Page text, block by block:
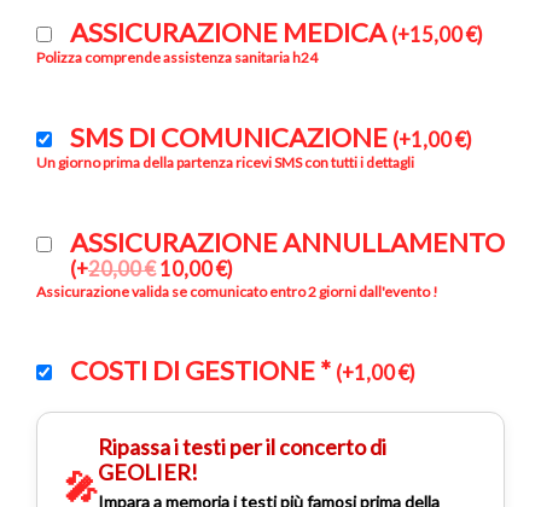
ASSICURAZIONE MEDICA (+15,00€)
Polizza comprende assistenza sanitaria h24
SMS DI COMUNICAZIONE (+1,00€)
Un giorno prima della partenza ricevi SMS con tutti i dettagli
ASSICURAZIONE ANNULLAMENTO
(+20,00€ 10,00€)
Assicurazione valida se comunicato entro 2 giorni dall'evento !
COSTI DI GESTIONE* (+1,00€)
🎤
Ripassa i testi per il concerto di
GEOLIER!
Impara a memoria i testi più famosi prima della